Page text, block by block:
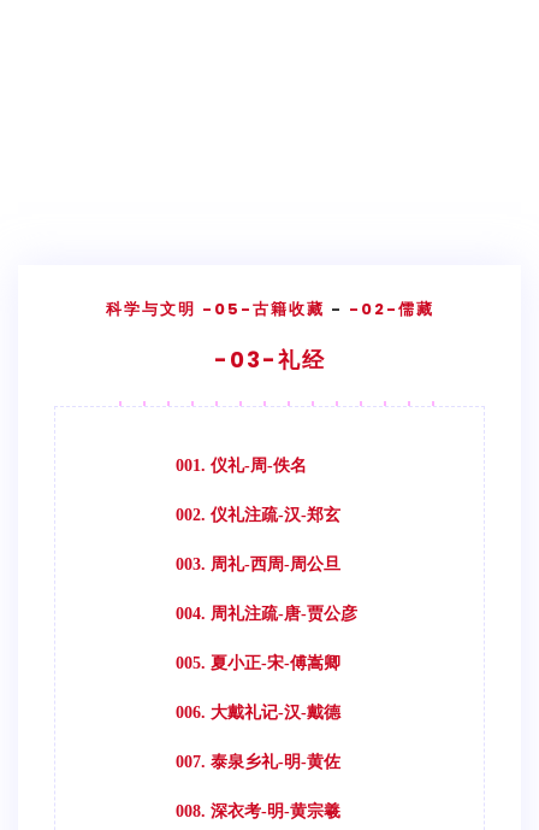
科学与文明 -05-古籍收藏 - -02-儒藏
-03-礼经
001. 仪礼-周-佚名
002. 仪礼注疏-汉-郑玄
003. 周礼-西周-周公旦
004. 周礼注疏-唐-贾公彦
005. 夏小正-宋-傅嵩卿
006. 大戴礼记-汉-戴德
007. 泰泉乡礼-明-黄佐
008. 深衣考-明-黄宗羲